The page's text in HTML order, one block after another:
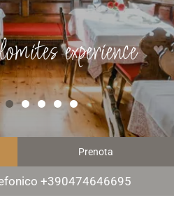
experience
Prenota
+390474646695